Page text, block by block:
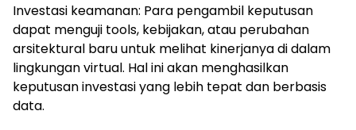
Investasi keamanan: Para pengambil keputusan
dapat menguji tools, kebijakan, atau perubahan
arsitektural baru untuk melihat kinerjanya di dalam
lingkungan virtual. Hal ini akan menghasilkan
keputusan investasi yang lebih tepat dan berbasis
data.